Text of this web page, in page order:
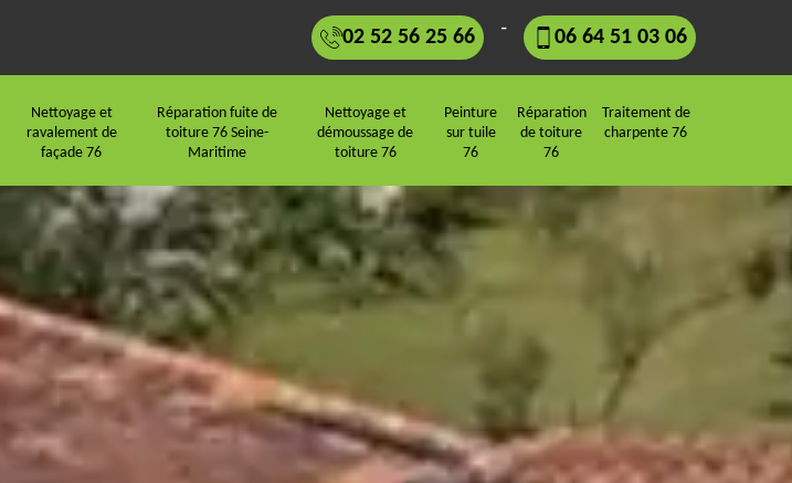
02 52 56 25 66 - 06 64 51 03 06
Nettoyage et
ravalement de
façade 76
Réparation fuite de
toiture 76 Seine-
Maritime
Nettoyage et
démoussage de
toiture 76
Peinture
sur tuile
76
Réparation
de toiture
76
Traitement de
charpente 76